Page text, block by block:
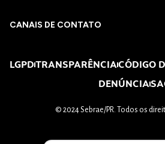
CANAIS DE CONTATO
LGPDTRANSPARÊNCIACÓDIGO
DENÚNCIA
© 2024 Sebrae/PR. Todos os